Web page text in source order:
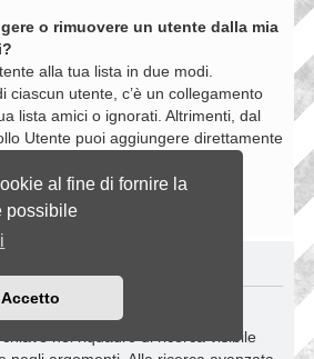
al fine di fornire la
possibile
Accetto
o rimuovere un utente dalla mia
alla tua lista in due modi.
ciascun utente, c’è un collegamento
lista amici o ignorati. Altrimenti, dal
Utente puoi aggiungere direttamente
lista dalla stessa pagina.
nella Board?
chiave nel riquadro di ricerca visibile